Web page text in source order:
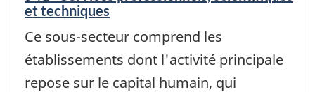
et techniques
Ce sous-secteur comprend les
établissements dont l'activité principale
repose sur le capital humain, qui